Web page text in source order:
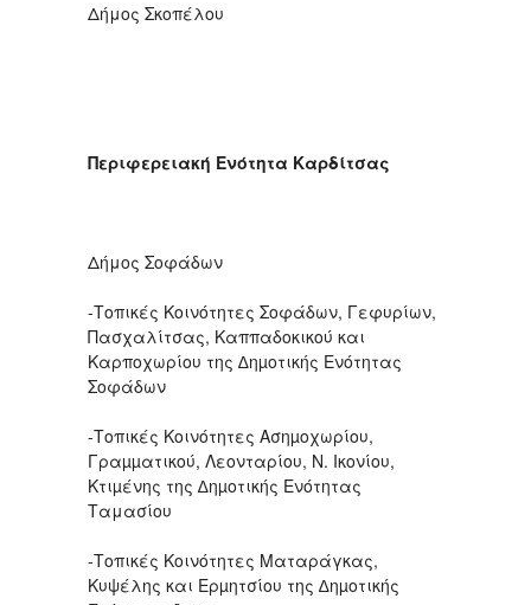
Δήμος Σκοπέλου
Περιφερειακή Ενότητα Καρδίτσας
Δήμος Σοφάδων
-Τοπικές Κοινότητες Σοφάδων, Γεφυρίων,
Πασχαλίτσας, Καππαδοκικού και
Καρποχωρίου της ∆ηµοτικής Ενότητας
Σοφάδων
-Τοπικές Κοινότητες Ασηµοχωρίου,
Γραµµατικού, Λεονταρίου, Ν. Ικονίου,
Κτιµένης της ∆ηµοτικής Ενότητας
Ταμασίου
-Τοπικές Κοινότητες Ματαράγκας,
Κυψέλης και Ερµητσίου της ∆ηµοτικής